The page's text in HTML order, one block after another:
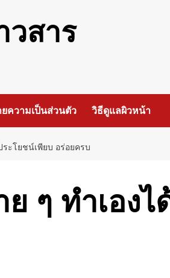
สาร
ความเป็นส่วนตัว วิธีดูแลผิวหน้า
ระโยชน์เพียบ อร่อยครบ
ย ๆ ทำเอ